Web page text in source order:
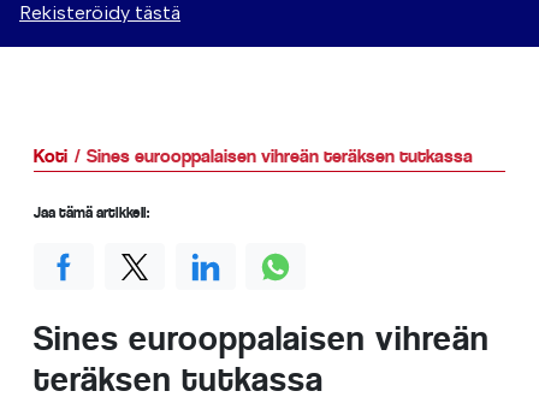
Rekisteröidy tästä
Koti Sines eurooppalaisen vihreän teräksen tutkassa
Sines eurooppalaisen vihreän
teräksen tutkassa
Jaa tämä artikkeli: